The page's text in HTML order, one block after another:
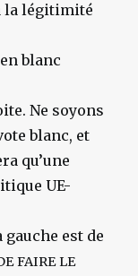
la légitimité
blanc
Ne soyons
blanc, et
qu’une
UE-
est de
FAIRE LE